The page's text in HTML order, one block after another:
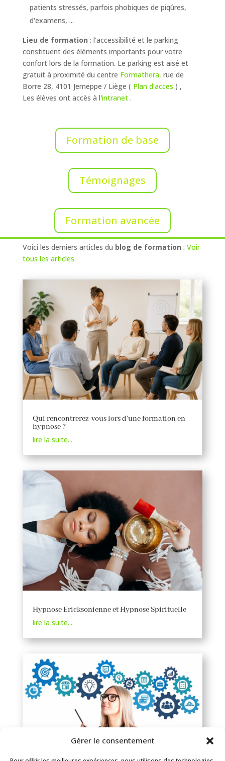
Gérer le consentement
patients stressés, parfois phobiques de piqûres,
d'examens, ...
Lieu de formation : l'accessibilité et le parking
constituent des éléments importants pour votre
confort lors de la formation. Le parking est aisé et
gratuit à proximité du centre Formathera, rue de
Borre 28, 4101 Jemeppe / Liège ( Plan d’acces ) ,
Les élèves ont accès à l'intranet.
Formation de base
Témoignages
Formation avancée
Voici les derniers articles du blog de formation : Voir
tous les articles
Qui rencontrerez-vous lors d’une formation en
hypnose ?
lire la suite...
Hypnose Ericksonienne et Hypnose Spirituelle
lire la suite...